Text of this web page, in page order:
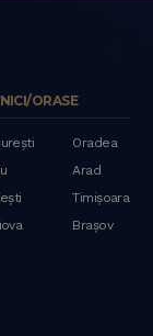
ORASE
Oradea
Arad
Timișoara
Brașov